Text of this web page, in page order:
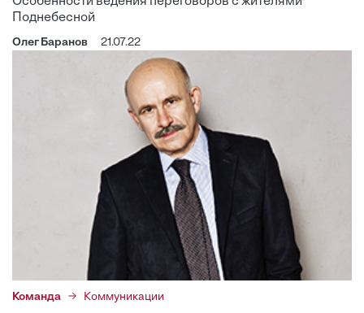
Поднебесной
Олег Баранов 21.07.22
Команда Коммуникации